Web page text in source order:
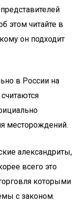
этом читайте в
он подходит
в России на
месторождений.
александриты,
всего это
которыми
с законом.